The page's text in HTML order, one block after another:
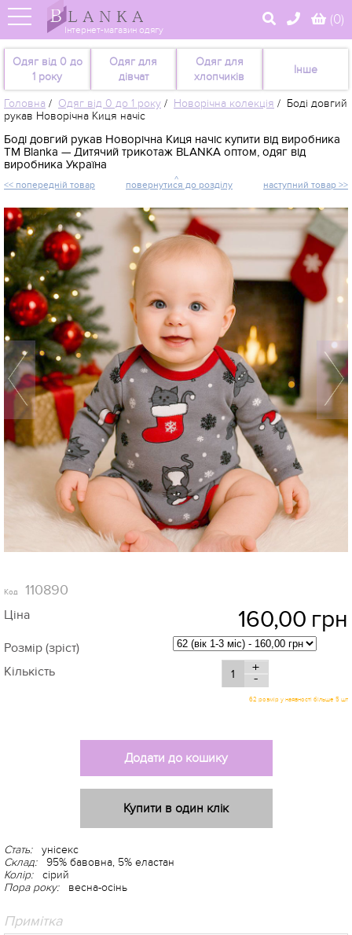
Інтернет-магазин одягу
(0)
Одяг від 0 до
1 року
Одяг для
дівчат
Одяг для
хлопчиків
Інше
Головна / Одяг від 0 до 1 року / Новорічна колекція / Боді довгий
рукав Новорічна Киця начіс
Боді довгий рукав Новорічна Киця начіс купити від виробника
TM Blanka — Дитячий трикотаж BLANKA оптом, одяг від
виробника Україна
<< попередній товар наступний товар >>
повернутися до розділу
Код 110890
Ціна 160,00 грн
Розмір (зріст)
Кількість
+
-
Додати до кошику
Купити в один клік
Стать: унісекс
Склад: 95% бавовна, 5% еластан
Колір: сірий
Пора року: весна-осінь
Примітка